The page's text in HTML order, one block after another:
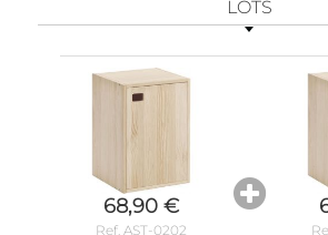
LOTS
68,90 €
Ref. AST-0202